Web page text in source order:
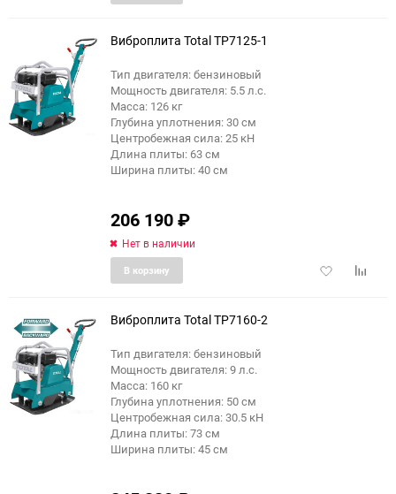
Виброплита Total TP7125-1
Тип двигателя: бензиновый
Мощность двигателя: 5.5 л.с.
Масса: 126 кг
Глубина уплотнения: 30 см
Центробежная сила: 25 кН
Длина плиты: 63 см
Ширина плиты: 40 см
206 190₽
Нет в наличии
Добавить
В корзину
Виброплита Total TP7160-2
Тип двигателя: бензиновый
Мощность двигателя: 9 л.с.
Масса: 160 кг
Глубина уплотнения: 50 см
Центробежная сила: 30.5 кН
Длина плиты: 73 см
Ширина плиты: 45 см